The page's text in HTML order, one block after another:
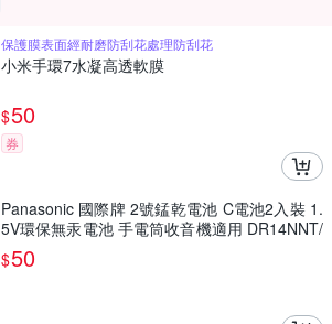
保護膜表面經耐磨防刮花處理防刮花
小米手環7水凝高透軟膜
$50
券
Panasonic 國際牌 2號錳乾電池 C電池2入裝 1.
5V環保無汞電池 手電筒收音機適用 DR14NNT/
2SC
$50